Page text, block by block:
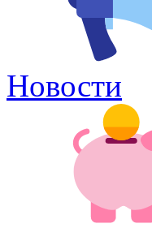
Новости